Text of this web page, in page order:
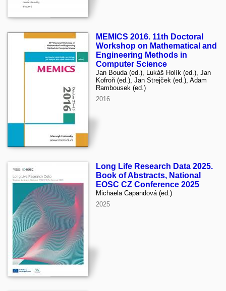
MEMICS 2016. 11th Doctoral
Workshop on Mathematical and
Engineering Methods in
Computer Science
Jan Bouda (ed.), Lukáš Holík (ed.), Jan
Kofroň (ed.), Jan Strejček (ed.), Adam
Rambousek (ed.)
2016
Long Life Research Data 2025.
Book of Abstracts, National
EOSC CZ Conference 2025
Michaela Capandová (ed.)
2025